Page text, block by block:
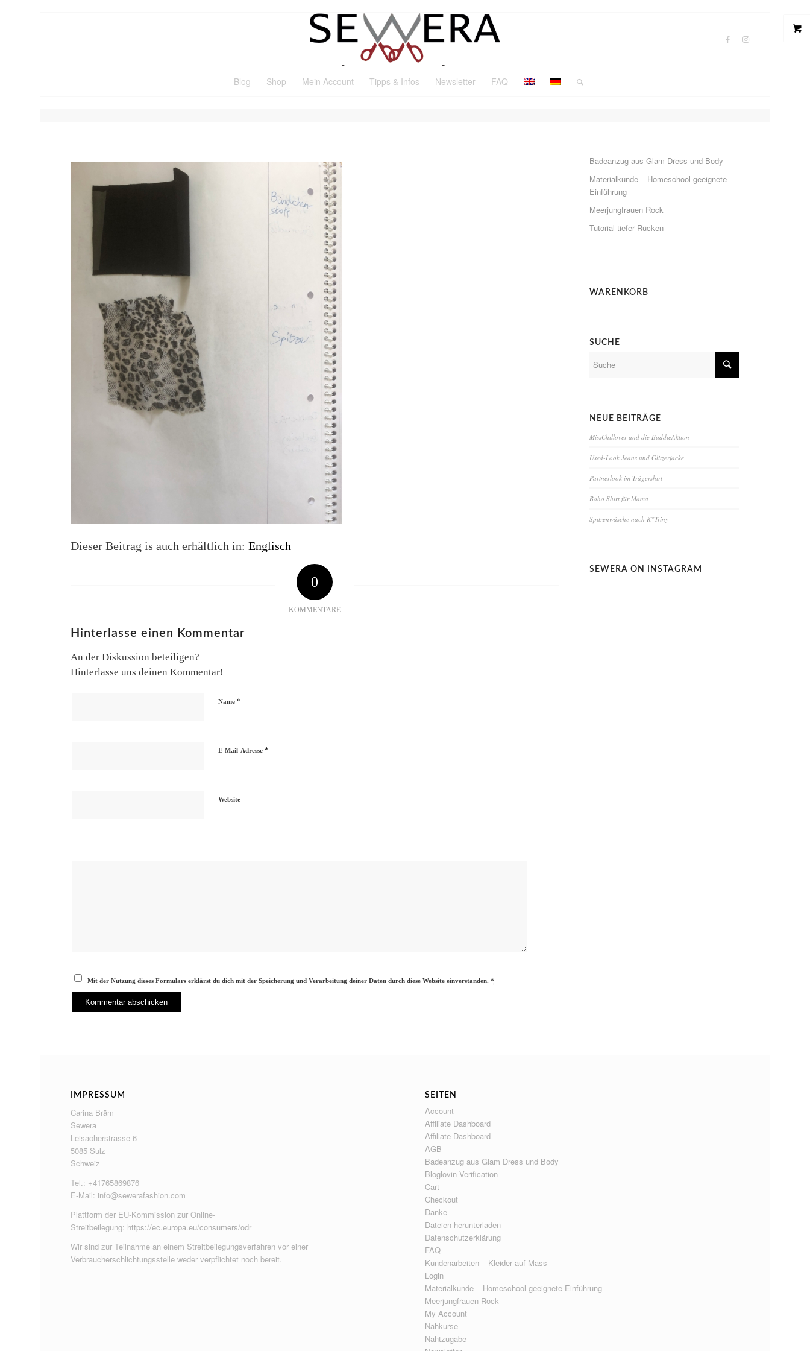
Blog Shop Mein Account Tipps & Infos Newsletter FAQ
Dieser Beitrag is auch erhältlich in:Englisch
0
KOMMENTARE
Hinterlasse einen Kommentar
An der Diskussion beteiligen?
Hinterlasse uns deinen Kommentar!
Name*
E-Mail-Adresse*
Website
Mit der Nutzung dieses Formulars erklärst du dich mit der Speicherung und Verarbeitung deiner Daten durch diese Website einverstanden. *
Badeanzug aus Glam Dress und Body
Materialkunde – Homeschool geeignete
Einführung
Meerjungfrauen Rock
Tutorial tiefer Rücken
WARENKORB
SUCHE
NEUE BEITRÄGE
MissChillover und die BuddieAktion
Used-Look Jeans und Glitzerjacke
Partnerlook im Trägershirt
Boho Shirt für Mama
Spitzenwäsche nach K*Triny
SEWERA ON INSTAGRAM
IMPRESSUM
Carina Bräm
Sewera
Leisacherstrasse 6
5085 Sulz
Schweiz
Tel.: +41765869876
E-Mail: info@sewerafashion.com
Plattform der EU-Kommission zur Online-
Streitbeilegung: https://ec.europa.eu/consumers/odr
Wir sind zur Teilnahme an einem Streitbeilegungsverfahren vor einer
Verbraucherschlichtungsstelle weder verpflichtet noch bereit.
SEITEN
Account
Affiliate Dashboard
Affiliate Dashboard
AGB
Badeanzug aus Glam Dress und Body
Bloglovin Verification
Cart
Checkout
Danke
Dateien herunterladen
Datenschutzerklärung
FAQ
Kundenarbeiten – Kleider auf Mass
Login
Materialkunde – Homeschool geeignete Einführung
Meerjungfrauen Rock
My Account
Nähkurse
Nahtzugabe